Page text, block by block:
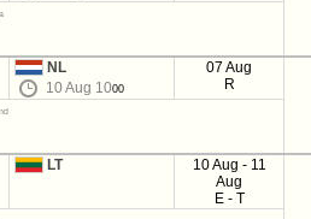
NL
10 Aug 1000
07 Aug
R
LT
10 Aug - 11
Aug
E - T